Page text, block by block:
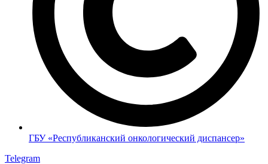
ГБУ «Республиканский онкологический диспансер»
Telegram